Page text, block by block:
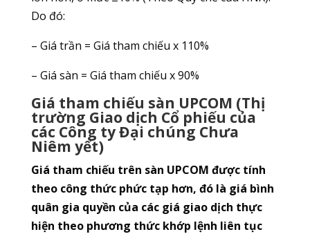
Do đó:
– Giá trần = Giá tham chiếu x 110%
– Giá sàn = Giá tham chiếu x 90%
Giá tham chiếu sàn UPCOM (Thị
trường Giao dịch Cổ phiếu của
các Công ty Đại chúng Chưa
Niêm yết)
Giá tham chiếu trên sàn UPCOM được tính
theo công thức phức tạp hơn, đó là giá bình
quân gia quyền của các giá giao dịch thực
hiện theo phương thức khớp lệnh liên tục